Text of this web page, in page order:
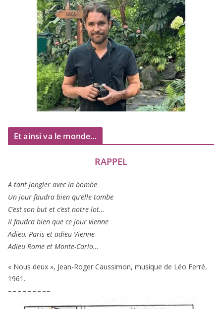
Et ainsi va le monde…
RAPPEL
A tant jon­gler avec la bombe
Un jour fau­dra bien qu’elle tombe
C’est son but et c’est notre lot…
Il fau­dra bien que ce jour vienne
Adieu, Paris et adieu Vienne
Adieu Rome et Monte-Carlo…
« Nous deux », Jean-Roger Caussimon, musique de Léo Ferré,
1961 .
– – – – – – – – –